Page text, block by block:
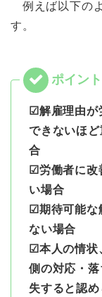
例えば以下の
す。
☑解雇理由が
できないほ
合
☑労働者に改
い場合
☑期待可能な
ない場合
☑本人の情状
側の対応・
失すると認